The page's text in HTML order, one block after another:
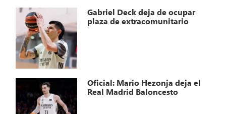
Gabriel Deck deja de ocupar
plaza de extracomunitario
Oficial: Mario Hezonja deja el
Real Madrid Baloncesto